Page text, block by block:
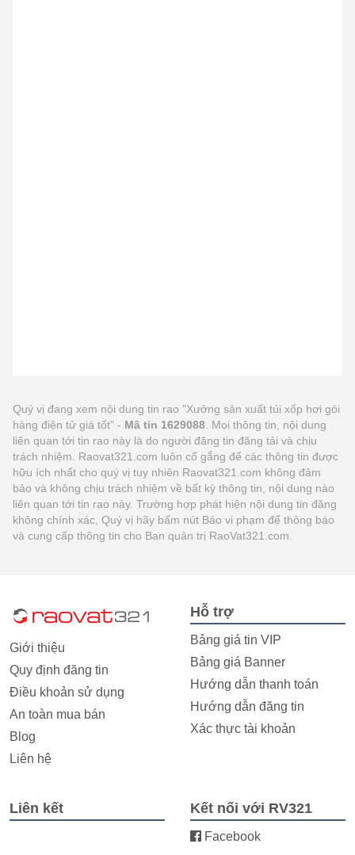
Quý vị đang xem nội dung tin rao "Xưởng sản xuất túi xốp hơi gói
hàng điện tử giá tốt" - Mã tin 1629088 . Mọi thông tin, nội dung
liên quan tới tin rao này là do người đăng tin đăng tải và chịu
trách nhiệm. Raovat321.com luôn cố gắng để các thông tin được
hữu ích nhất cho quý vị tuy nhiên Raovat321.com không đảm
bảo và không chịu trách nhiệm về bất kỳ thông tin, nội dung nào
liên quan tới tin rao này. Trường hợp phát hiện nội dung tin đăng
không chính xác, Quý vị hãy bấm nút Báo vi phạm để thông báo
và cung cấp thông tin cho Ban quản trị RaoVat321.com.
Giới thiệu
Quy định đăng tin
Điều khoản sử dụng
An toàn mua bán
Blog
Liên hệ
Hỗ trợ
Bảng giá tin VIP
Bảng giá Banner
Hướng dẫn thanh toán
Hướng dẫn đăng tin
Xác thực tài khoản
Liên kết Kết nối với RV321
Facebook